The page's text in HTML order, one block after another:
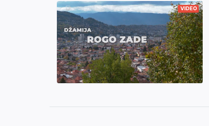
VIDEO